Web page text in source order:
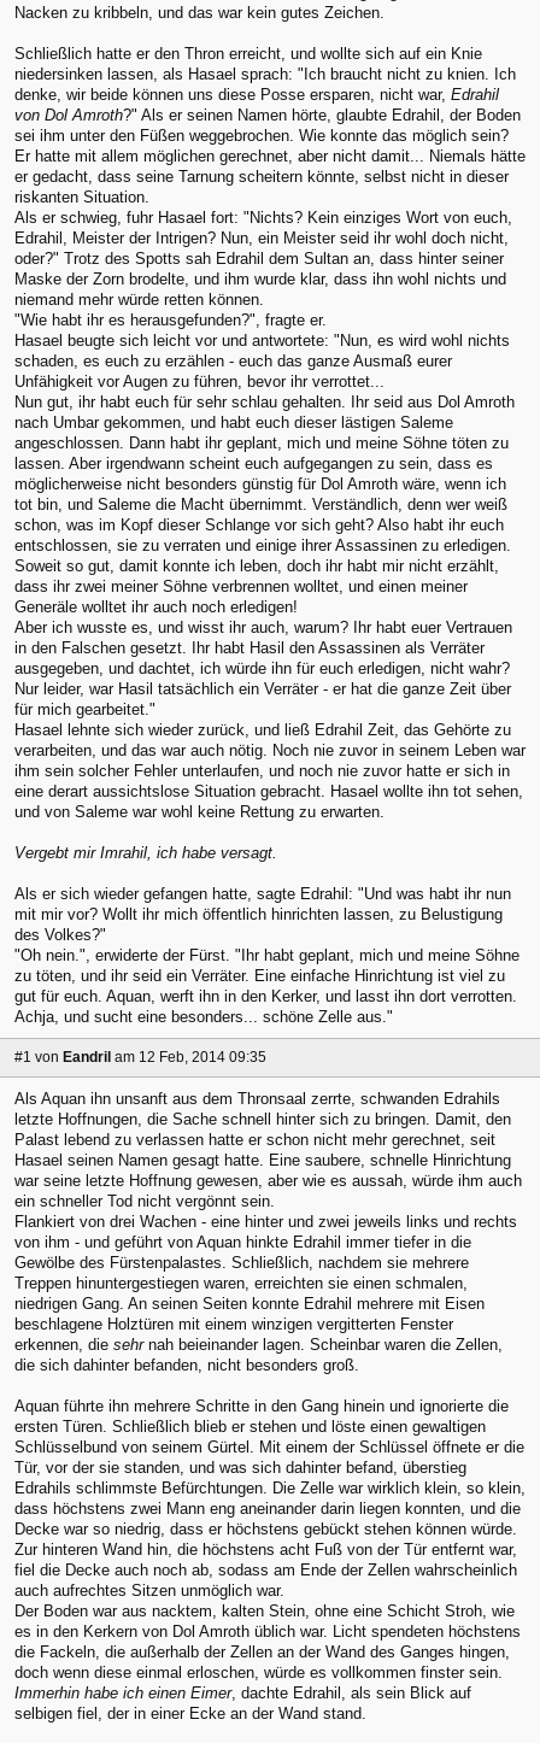
Nacken zu kribbeln, und das war kein gutes Zeichen.
Schließlich hatte er den Thron erreicht, und wollte sich auf ein Knie
niedersinken lassen, als Hasael sprach: "Ich braucht nicht zu knien. Ich
denke, wir beide können uns diese Posse ersparen, nicht war, Edrahil
von Dol Amroth?" Als er seinen Namen hörte, glaubte Edrahil, der Boden
sei ihm unter den Füßen weggebrochen. Wie konnte das möglich sein?
Er hatte mit allem möglichen gerechnet, aber nicht damit... Niemals hätte
er gedacht, dass seine Tarnung scheitern könnte, selbst nicht in dieser
riskanten Situation.
Als er schwieg, fuhr Hasael fort: "Nichts? Kein einziges Wort von euch,
Edrahil, Meister der Intrigen? Nun, ein Meister seid ihr wohl doch nicht,
oder?" Trotz des Spotts sah Edrahil dem Sultan an, dass hinter seiner
Maske der Zorn brodelte, und ihm wurde klar, dass ihn wohl nichts und
niemand mehr würde retten können.
"Wie habt ihr es herausgefunden?", fragte er.
Hasael beugte sich leicht vor und antwortete: "Nun, es wird wohl nichts
schaden, es euch zu erzählen - euch das ganze Ausmaß eurer
Unfähigkeit vor Augen zu führen, bevor ihr verrottet...
Nun gut, ihr habt euch für sehr schlau gehalten. Ihr seid aus Dol Amroth
nach Umbar gekommen, und habt euch dieser lästigen Saleme
angeschlossen. Dann habt ihr geplant, mich und meine Söhne töten zu
lassen. Aber irgendwann scheint euch aufgegangen zu sein, dass es
möglicherweise nicht besonders günstig für Dol Amroth wäre, wenn ich
tot bin, und Saleme die Macht übernimmt. Verständlich, denn wer weiß
schon, was im Kopf dieser Schlange vor sich geht? Also habt ihr euch
entschlossen, sie zu verraten und einige ihrer Assassinen zu erledigen.
Soweit so gut, damit konnte ich leben, doch ihr habt mir nicht erzählt,
dass ihr zwei meiner Söhne verbrennen wolltet, und einen meiner
Generäle wolltet ihr auch noch erledigen!
Aber ich wusste es, und wisst ihr auch, warum? Ihr habt euer Vertrauen
in den Falschen gesetzt. Ihr habt Hasil den Assassinen als Verräter
ausgegeben, und dachtet, ich würde ihn für euch erledigen, nicht wahr?
Nur leider, war Hasil tatsächlich ein Verräter - er hat die ganze Zeit über
für mich gearbeitet."
Hasael lehnte sich wieder zurück, und ließ Edrahil Zeit, das Gehörte zu
verarbeiten, und das war auch nötig. Noch nie zuvor in seinem Leben war
ihm sein solcher Fehler unterlaufen, und noch nie zuvor hatte er sich in
eine derart aussichtslose Situation gebracht. Hasael wollte ihn tot sehen,
und von Saleme war wohl keine Rettung zu erwarten.
Vergebt mir Imrahil, ich habe versagt.
Als er sich wieder gefangen hatte, sagte Edrahil: "Und was habt ihr nun
mit mir vor? Wollt ihr mich öffentlich hinrichten lassen, zu Belustigung
des Volkes?"
"Oh nein.", erwiderte der Fürst. "Ihr habt geplant, mich und meine Söhne
zu töten, und ihr seid ein Verräter. Eine einfache Hinrichtung ist viel zu
gut für euch. Aquan, werft ihn in den Kerker, und lasst ihn dort verrotten.
Achja, und sucht eine besonders... schöne Zelle aus."
#1 von Eandril am 12 Feb, 2014 09:35
Als Aquan ihn unsanft aus dem Thronsaal zerrte, schwanden Edrahils
letzte Hoffnungen, die Sache schnell hinter sich zu bringen. Damit, den
Palast lebend zu verlassen hatte er schon nicht mehr gerechnet, seit
Hasael seinen Namen gesagt hatte. Eine saubere, schnelle Hinrichtung
war seine letzte Hoffnung gewesen, aber wie es aussah, würde ihm auch
ein schneller Tod nicht vergönnt sein.
Flankiert von drei Wachen - eine hinter und zwei jeweils links und rechts
von ihm - und geführt von Aquan hinkte Edrahil immer tiefer in die
Gewölbe des Fürstenpalastes. Schließlich, nachdem sie mehrere
Treppen hinuntergestiegen waren, erreichten sie einen schmalen,
niedrigen Gang. An seinen Seiten konnte Edrahil mehrere mit Eisen
beschlagene Holztüren mit einem winzigen vergitterten Fenster
erkennen, die sehrnah beieinander lagen. Scheinbar waren die Zellen,
die sich dahinter befanden, nicht besonders groß.
Aquan führte ihn mehrere Schritte in den Gang hinein und ignorierte die
ersten Türen. Schließlich blieb er stehen und löste einen gewaltigen
Schlüsselbund von seinem Gürtel. Mit einem der Schlüssel öffnete er die
Tür, vor der sie standen, und was sich dahinter befand, überstieg
Edrahils schlimmste Befürchtungen. Die Zelle war wirklich klein, so klein,
dass höchstens zwei Mann eng aneinander darin liegen konnten, und die
Decke war so niedrig, dass er höchstens gebückt stehen können würde.
Zur hinteren Wand hin, die höchstens acht Fuß von der Tür entfernt war,
fiel die Decke auch noch ab, sodass am Ende der Zellen wahrscheinlich
auch aufrechtes Sitzen unmöglich war.
Der Boden war aus nacktem, kalten Stein, ohne eine Schicht Stroh, wie
es in den Kerkern von Dol Amroth üblich war. Licht spendeten höchstens
die Fackeln, die außerhalb der Zellen an der Wand des Ganges hingen,
doch wenn diese einmal erloschen, würde es vollkommen finster sein.
Immerhin habe ich einen Eimer, dachte Edrahil, als sein Blick auf
selbigen fiel, der in einer Ecke an der Wand stand.